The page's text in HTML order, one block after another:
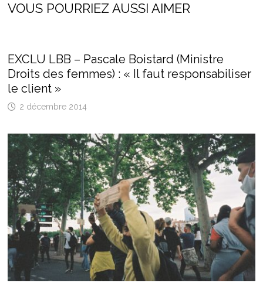
VOUS POURRIEZ AUSSI AIMER
EXCLU LBB – Pascale Boistard (Ministre
Droits des femmes) : « Il faut responsabiliser
le client »
2 décembre 2014